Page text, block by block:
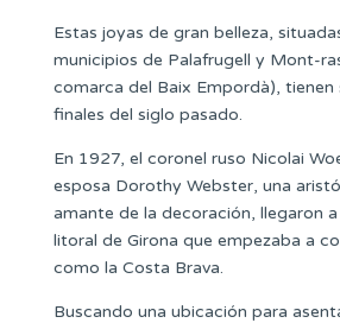
Estas joyas de gran belleza,
municipios de Palafrugell y Mont-
comarca del Baix Empordà), tienen
finales del siglo pasado.
En 1927, el coronel ruso Nicolai
esposa Dorothy Webster, una
amante de la decoración, llegaron
litoral de Girona que empezaba a
como la Costa Brava.
Buscando una ubicación para